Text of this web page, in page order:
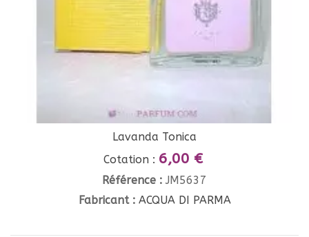
Lavanda Tonica
Cotation : 6,00 €
Référence : JM5637
Fabricant : ACQUA DI PARMA